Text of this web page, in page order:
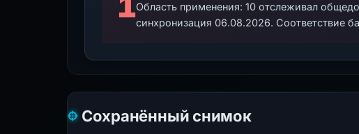
Область применения: 10 отслеживал
синхронизация 06.08.2026. Соответствие
Сохранённый снимок